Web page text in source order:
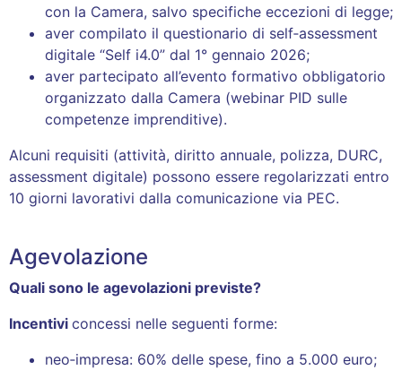
con la Camera, salvo specifiche eccezioni di legge;
aver compilato il questionario di self‑assessment
digitale “Self i4.0” dal 1° gennaio 2026;
aver partecipato all’evento formativo obbligatorio
organizzato dalla Camera (webinar PID sulle
competenze imprenditive).
Alcuni requisiti (attività, diritto annuale, polizza, DURC,
assessment digitale) possono essere regolarizzati entro
10 giorni lavorativi dalla comunicazione via PEC.
Agevolazione
Quali sono le agevolazioni previste?
Incentivi concessi nelle seguenti forme:
neo‑impresa: 60% delle spese, fino a 5.000 euro;